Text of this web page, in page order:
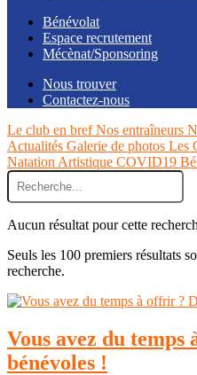
Bénévolat
Espace recrutement
Mécènat/Sponsoring
Nous trouver
Contactez-nous
Le club en brefNos entraîneurs
Actualités Galerie de photos Les
Natation Artistique COVID19
Aucun résultat pour cette
Seuls les 100 premiers résultats
recherche.
Vous avez du temps
bénévoles !